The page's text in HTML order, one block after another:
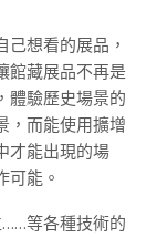
想看的展品，
館藏展品不再是
體驗歷史場景的
，而能使用擴增
才能出現的場
可能。
……等各種技術的